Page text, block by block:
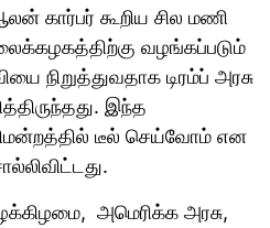
கார்பர் கூறிய சில மணி
வழங்கப்படும்
நிறுத்துவதாக டிரம்ப் அரசு
இந்த
டீல் செய்வோம் என
அமெரிக்க அரசு,